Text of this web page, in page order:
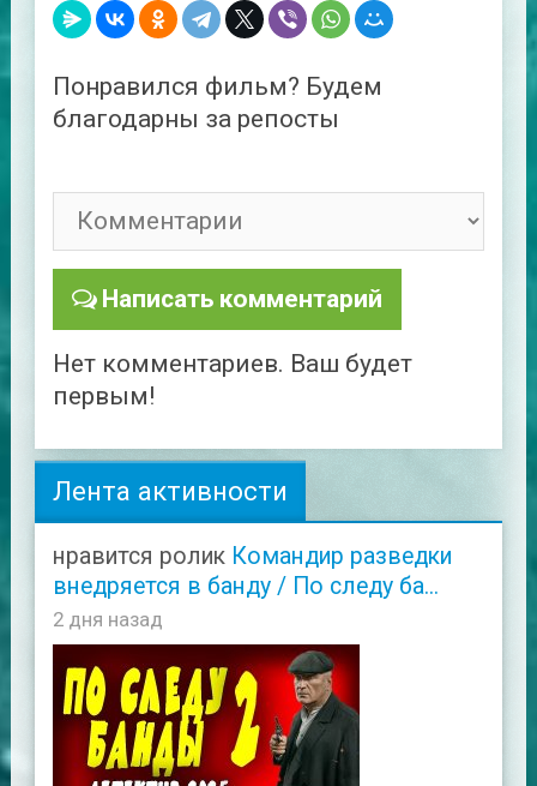
Понравился фильм? Будем
благодарны за репосты
Написать комментарий
Нет комментариев. Ваш будет
первым!
Лента активности
нравится ролик Командир разведки
внедряется в банду / По следу ба...
2 дня назад